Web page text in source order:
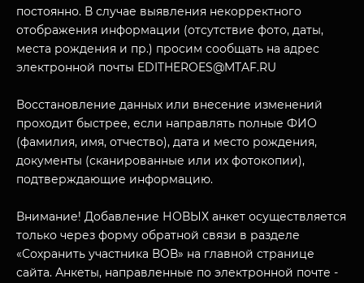
постоянно. В случае выявления некорректного
отображения информации (отсутствие фото, даты,
места рождения и пр.) просим сообщать на адрес
электронной почты EDITHEROES@MTAF.RU
Восстановление данных или внесение изменений
проходит быстрее, если направлять полные ФИО
(фамилия, имя, отчество), дата и место рождения,
документы (сканированные или их фотокопии),
подтверждающие информацию.
Внимание! Добавление НОВЫХ анкет осуществляется
только через форму обратной связи в разделе
«Сохранить участника ВОВ» на главной странице
сайта. Анкеты, направленные по электронной почте -